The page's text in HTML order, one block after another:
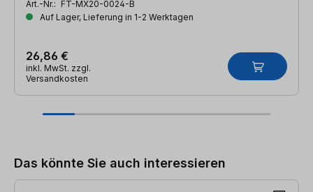
Art.-Nr.: FT-MX20-0024-B
Auf Lager, Lieferung in 1-2 Werktagen
26,86 €
inkl. MwSt. zzgl.
Versandkosten
Das könnte Sie auch interessieren